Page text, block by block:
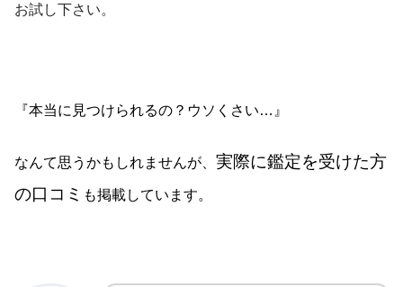
お試し下さい。
『本当に見つけられるの？ウソくさい…』
なんて思うかもしれませんが、 実際に鑑定を受けた方
の口コミ も掲載しています。